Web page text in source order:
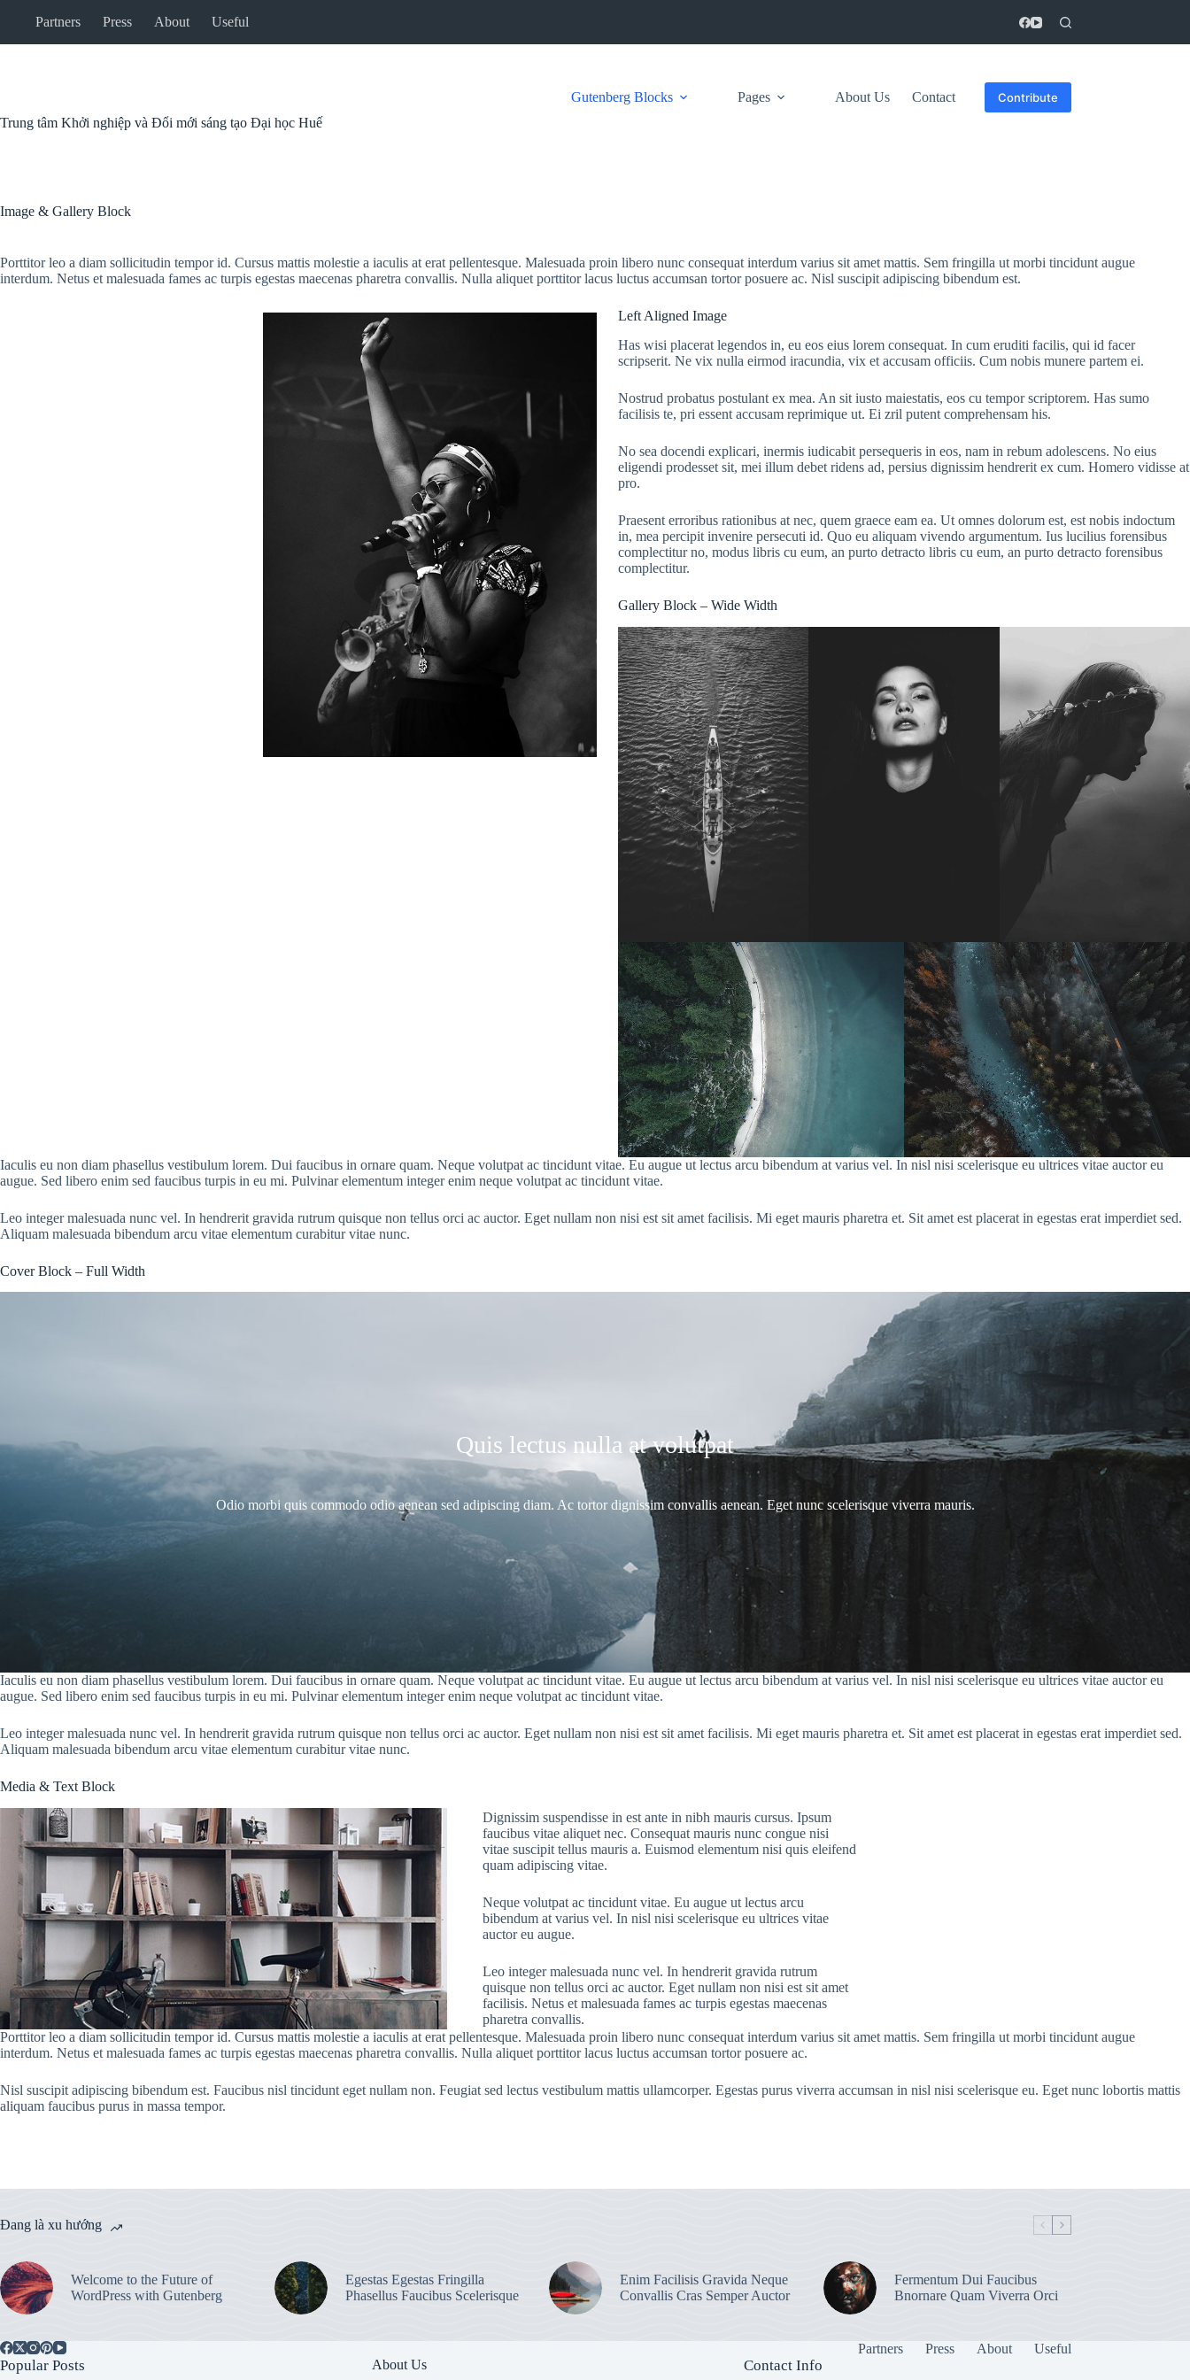
Partners Press About Useful
Trung tâm Khởi nghiệp và Đổi mới sáng tạo Đại học Huế
Gutenberg Blocks Pages About Us Contact Contribute
Image & Gallery Block
Porttitor leo a diam sollicitudin tempor id. Cursus mattis molestie a iaculis at erat pellentesque. Malesuada proin libero nunc consequat interdum varius sit amet mattis. Sem fringilla ut morbi tincidunt augue
interdum. Netus et malesuada fames ac turpis egestas maecenas pharetra convallis. Nulla aliquet porttitor lacus luctus accumsan tortor posuere ac. Nisl suscipit adipiscing bibendum est.
Left Aligned Image
Has wisi placerat legendos in, eu eos eius lorem consequat. In cum eruditi facilis, qui id facer
scripserit. Ne vix nulla eirmod iracundia, vix et accusam officiis. Cum nobis munere partem ei.
Nostrud probatus postulant ex mea. An sit iusto maiestatis, eos cu tempor scriptorem. Has sumo
facilisis te, pri essent accusam reprimique ut. Ei zril putent comprehensam his.
No sea docendi explicari, inermis iudicabit persequeris in eos, nam in rebum adolescens. No eius
eligendi prodesset sit, mei illum debet ridens ad, persius dignissim hendrerit ex cum. Homero vidisse at
pro.
Praesent erroribus rationibus at nec, quem graece eam ea. Ut omnes dolorum est, est nobis indoctum
in, mea percipit invenire persecuti id. Quo eu aliquam vivendo argumentum. Ius lucilius forensibus
complectitur no, modus libris cu eum, an purto detracto libris cu eum, an purto detracto forensibus
complectitur.
Gallery Block – Wide Width
Iaculis eu non diam phasellus vestibulum lorem. Dui faucibus in ornare quam. Neque volutpat ac tincidunt vitae. Eu augue ut lectus arcu bibendum at varius vel. In nisl nisi scelerisque eu ultrices vitae auctor eu
augue. Sed libero enim sed faucibus turpis in eu mi. Pulvinar elementum integer enim neque volutpat ac tincidunt vitae.
Leo integer malesuada nunc vel. In hendrerit gravida rutrum quisque non tellus orci ac auctor. Eget nullam non nisi est sit amet facilisis. Mi eget mauris pharetra et. Sit amet est placerat in egestas erat imperdiet sed.
Aliquam malesuada bibendum arcu vitae elementum curabitur vitae nunc.
Cover Block – Full Width
Quis lectus nulla at volutpat
Odio morbi quis commodo odio aenean sed adipiscing diam. Ac tortor dignissim convallis aenean. Eget nunc scelerisque viverra mauris.
Iaculis eu non diam phasellus vestibulum lorem. Dui faucibus in ornare quam. Neque volutpat ac tincidunt vitae. Eu augue ut lectus arcu bibendum at varius vel. In nisl nisi scelerisque eu ultrices vitae auctor eu
augue. Sed libero enim sed faucibus turpis in eu mi. Pulvinar elementum integer enim neque volutpat ac tincidunt vitae.
Leo integer malesuada nunc vel. In hendrerit gravida rutrum quisque non tellus orci ac auctor. Eget nullam non nisi est sit amet facilisis. Mi eget mauris pharetra et. Sit amet est placerat in egestas erat imperdiet sed.
Aliquam malesuada bibendum arcu vitae elementum curabitur vitae nunc.
Media & Text Block
Dignissim suspendisse in est ante in nibh mauris cursus. Ipsum
faucibus vitae aliquet nec. Consequat mauris nunc congue nisi
vitae suscipit tellus mauris a. Euismod elementum nisi quis eleifend
quam adipiscing vitae.
Neque volutpat ac tincidunt vitae. Eu augue ut lectus arcu
bibendum at varius vel. In nisl nisi scelerisque eu ultrices vitae
auctor eu augue.
Leo integer malesuada nunc vel. In hendrerit gravida rutrum
quisque non tellus orci ac auctor. Eget nullam non nisi est sit amet
facilisis. Netus et malesuada fames ac turpis egestas maecenas
pharetra convallis.
Porttitor leo a diam sollicitudin tempor id. Cursus mattis molestie a iaculis at erat pellentesque. Malesuada proin libero nunc consequat interdum varius sit amet mattis. Sem fringilla ut morbi tincidunt augue
interdum. Netus et malesuada fames ac turpis egestas maecenas pharetra convallis. Nulla aliquet porttitor lacus luctus accumsan tortor posuere ac.
Nisl suscipit adipiscing bibendum est. Faucibus nisl tincidunt eget nullam non. Feugiat sed lectus vestibulum mattis ullamcorper. Egestas purus viverra accumsan in nisl nisi scelerisque eu. Eget nunc lobortis mattis
aliquam faucibus purus in massa tempor.
Đang là xu hướng
Welcome to the Future of
WordPress with Gutenberg
Egestas Egestas Fringilla
Phasellus Faucibus Scelerisque
Enim Facilisis Gravida Neque
Convallis Cras Semper Auctor
Fermentum Dui Faucibus
Bnornare Quam Viverra Orci
Partners Press About Useful
Popular Posts About Us Contact Info